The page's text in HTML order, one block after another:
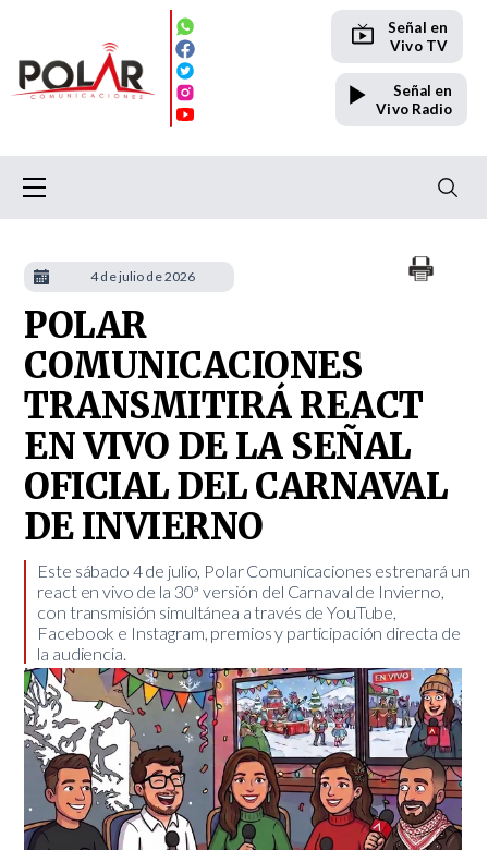
Señal en
Vivo TV
Señal en
Vivo Radio
POLAR
COMUNICACIONES
TRANSMITIRÁ REACT
EN VIVO DE LA SEÑAL
OFICIAL DEL CARNAVAL
DE INVIERNO
Este sábado 4 de julio, Polar Comunicaciones estrenará un
react en vivo de la 30ª versión del Carnaval de Invierno,
con transmisión simultánea a través de YouTube,
Facebook e Instagram, premios y participación directa de
la audiencia.
4 de julio de 2026